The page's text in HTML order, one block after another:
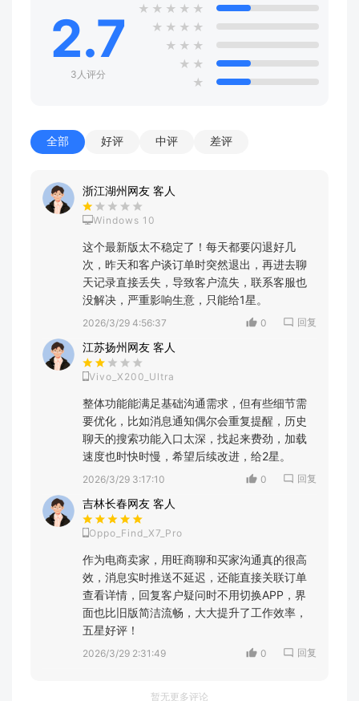
2.7
3人评分
★ ★ ★ ★ ★
★ ★ ★ ★
★ ★ ★
★ ★
★
全部 好评 中评 差评
浙江湖州网友 客人
Windows 10
这个最新版太不稳定了！每天都要闪退好几
次，昨天和客户谈订单时突然退出，再进去聊
天记录直接丢失，导致客户流失，联系客服也
没解决，严重影响生意，只能给1星。
2026/3/29 4:56:37 0 回复
江苏扬州网友 客人
Vivo_X200_Ultra
整体功能能满足基础沟通需求，但有些细节需
要优化，比如消息通知偶尔会重复提醒，历史
聊天的搜索功能入口太深，找起来费劲，加载
速度也时快时慢，希望后续改进，给2星。
2026/3/29 3:17:10 0 回复
吉林长春网友 客人
Oppo_Find_X7_Pro
作为电商卖家，用旺商聊和买家沟通真的很高
效，消息实时推送不延迟，还能直接关联订单
查看详情，回复客户疑问时不用切换APP，界
面也比旧版简洁流畅，大大提升了工作效率，
五星好评！
2026/3/29 2:31:49 0 回复
暂无更多评论